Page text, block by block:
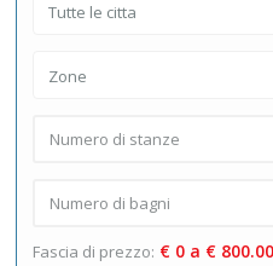
Tutte le citta
Zone
Fascia di prezzo: € 0 a €